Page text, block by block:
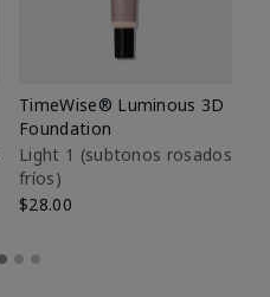
TimeWise® Luminous 3D
Foundation
Light 1​ (subtonos rosados
fríos)
$28.00